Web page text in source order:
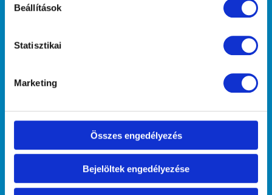
Beállítások
Statisztikai
Marketing
Összes engedélyezés
Bejelöltek engedélyezése
"Mint midőn ha a saját arcunkat akarjuk
Kutyaiskoláink
Hajógyári Kutyasuli
Népszigeti Kutyasuli
Kőbányai Kutyasuli